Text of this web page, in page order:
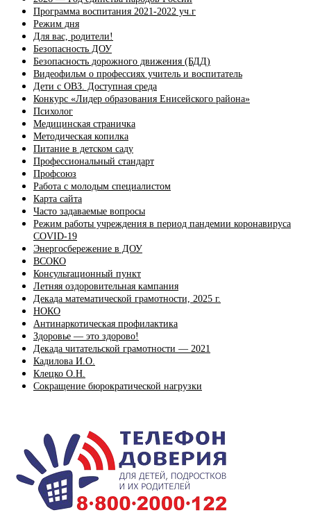
Программа воспитания 2021-2022 уч.г
Режим дня
Для вас, родители!
Безопасность ДОУ
Безопасность дорожного движения (БДД)
Видеофильм о профессиях учитель и воспитатель
Дети с ОВЗ. Доступная среда
Конкурс «Лидер образования Енисейского района»
Психолог
Медицинская страничка
Методическая копилка
Питание в детском саду
Профессиональный стандарт
Профсоюз
Работа с молодым специалистом
Карта сайта
Часто задаваемые вопросы
Режим работы учреждения в период пандемии коронавируса
COVID-19
Энергосбережение в ДОУ
ВСОКО
Консультационный пункт
Летняя оздоровительная кампания
Декада математической грамотности, 2025 г.
НОКО
Антинаркотическая профилактика
Здоровье — это здорово!
Декада читательской грамотности — 2021
Кадилова И.О.
Клецко О.Н.
Сокращение бюрократической нагрузки